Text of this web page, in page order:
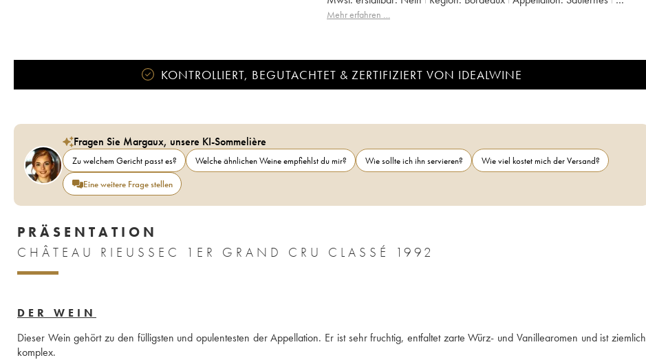
Klassifizierung:
Mehr erfahren …
KONTROLLIERT, BEGUTACHTET & ZERTIFIZIERT VON IDEALWINE
Fragen Sie Margaux, unsere KI-Sommelière
Zu welchem Gericht passt es? Welche ähnlichen Weine empfiehlst du mir? Wie sollte ich ihn servieren?
Wie viel kostet mich der Versand?
Eine weitere Frage stellen
PRÄSENTATION
CHÂTEAU RIEUSSEC 1ER GRAND CRU CLASSÉ 1992
DER WEIN
Dieser Wein gehört zu den fülligsten und opulentesten der Appellation. Er ist sehr fruchtig, entfaltet zarte Würz- und Vanillearomen und ist ziemlich
komplex.